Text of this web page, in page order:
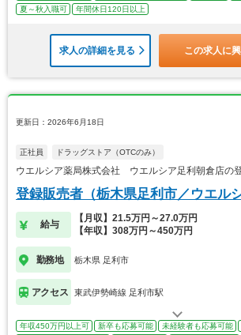
夏～秋入職可
年間休日120日以上
求人の詳細を見る この求人に
更新日：2026年6月18日
正社員 ドラッグストア（OTCのみ）
ウエルシア薬局株式会社 ウエルシア足利朝倉店の
登録販売者（栃木県足利市／ウエル
給与
【月収】21.5万円～27.0万円
【年収】308万円～450万円
勤務地 栃木県 足利市
アクセス 東武伊勢崎線 足利市駅
年収450万円以上可 新卒も応募可能 未経験者も応募可能